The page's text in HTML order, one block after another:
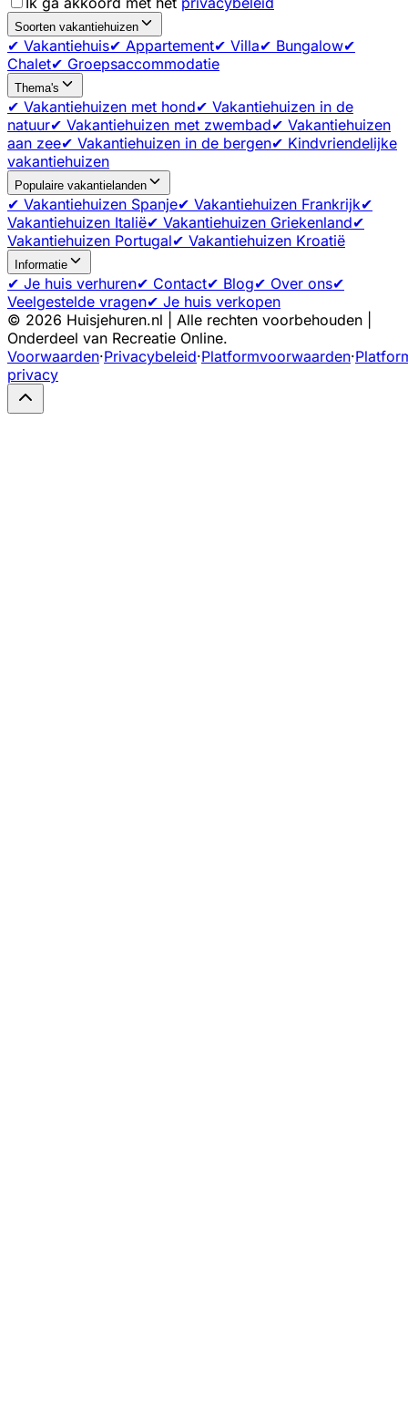
Soorten vakantiehuizen
✔ Vakantiehuis✔ Appartement✔ Villa✔ Bungalow✔
Chalet✔ Groepsaccommodatie
Thema's
✔ Vakantiehuizen met hond✔ Vakantiehuizen in de
natuur✔ Vakantiehuizen met zwembad✔ Vakantiehuizen
aan zee✔ Vakantiehuizen in de bergen✔ Kindvriendelijke
vakantiehuizen
Populaire vakantielanden
✔ Vakantiehuizen Spanje✔ Vakantiehuizen Frankrijk✔
Vakantiehuizen Italië✔ Vakantiehuizen Griekenland✔
Vakantiehuizen Portugal✔ Vakantiehuizen Kroatië
Informatie
✔ Je huis verhuren✔ Contact✔ Blog✔ Over ons✔
Veelgestelde vragen✔ Je huis verkopen
© 2026 Huisjehuren.nl | Alle rechten voorbehouden |
Onderdeel van Recreatie Online.
Voorwaarden·Privacybeleid·Platformvoorwaarden·
privacy